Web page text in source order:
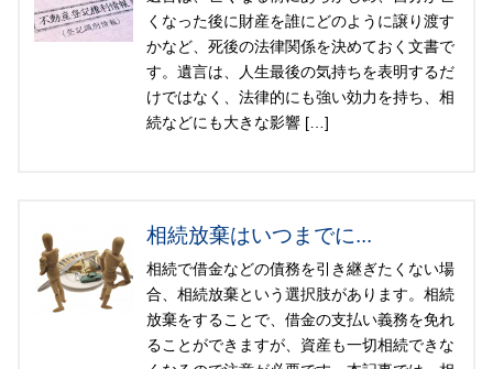
くなった後に財産を誰にどのように譲り渡す
かなど、死後の法律関係を決めておく文書で
す。遺言は、人生最後の気持ちを表明するだ
けではなく、法律的にも強い効力を持ち、相
続などにも大きな影響 […]
相続放棄はいつまでに...
相続で借金などの債務を引き継ぎたくない場
合、相続放棄という選択肢があります。相続
放棄をすることで、借金の支払い義務を免れ
ることができますが、資産も一切相続できな